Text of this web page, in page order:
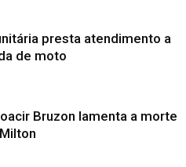
presta atendimento a
de moto
Bruzon lamenta a morte